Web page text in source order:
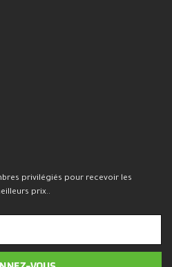
privilégiés pour recevoir les
prix..